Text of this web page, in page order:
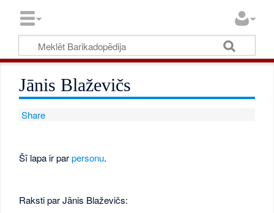
Jānis Blaževičs
Share
Šī lapa ir parpersonu.
Raksti par Jānis Blaževičs: